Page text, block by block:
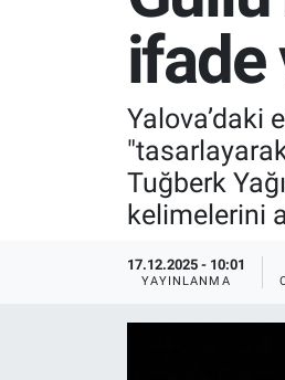
ifade
Yalova’daki
Tuğberk
kelimelerini
17.12.2025 - 10:01
YAYINLANMA